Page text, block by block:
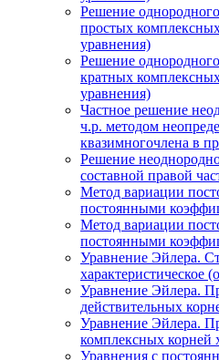
Решение
простых
уравнения)
Решение
кратных
уравнения)
Частное решение
ч.р. методом
квазимногочлена в
Решение
составной правой
Метод вариации
постоянными
Метод вариации
постоянными
Уравнение Эйлера.
характеристическое
Уравнение Эйлера.
действительных
Уравнение Эйлера.
комплексных корней
Уравнения с